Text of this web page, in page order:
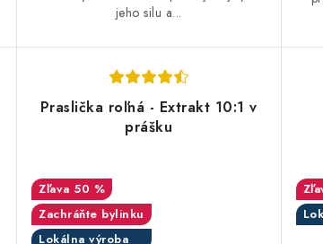
jeho silu a...
Praslička roľná - Extrakt 10:1 v
prášku
50 %
Zachráňte bylinku
Lokálna výroba